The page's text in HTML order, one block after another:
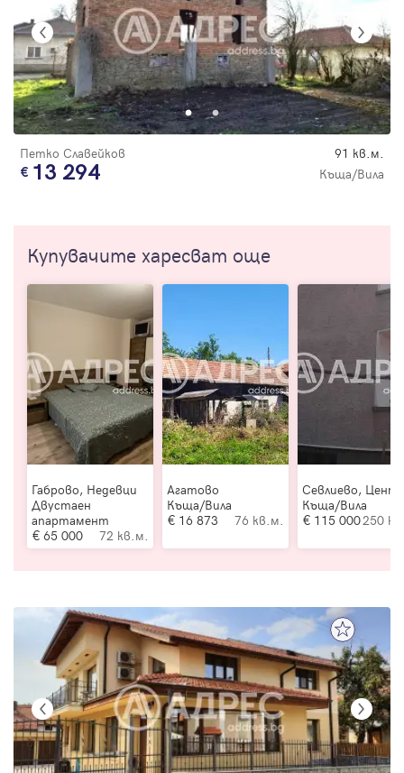
Петко Славейков 91 кв.м.
13 294 Къща/Вила
Купувачите харесват още
Габрово, Недевци
Двустаен
апартамент
65 000
72 кв.м.
Агатово
Къща/Вила
16 873
76 кв.м.
Севлиево,
Къща/Вила
115 000250